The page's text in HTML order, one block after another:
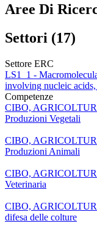
Aree Di
Settori (17)
Settore ERC
LS1_1 -
involving nucleic
Competenze
CIBO,
Produzioni Vegetali
CIBO,
Produzioni Animali
CIBO,
Veterinaria
CIBO,
difesa delle colture